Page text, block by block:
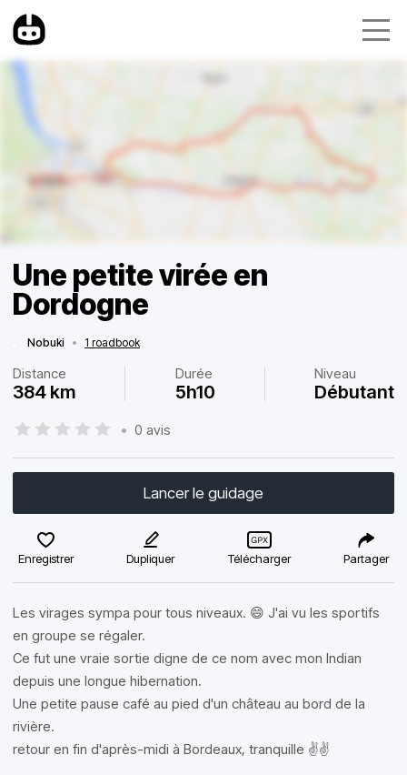
Une petite virée en
Dordogne
Nobuki • 1 roadbook
Distance
384 km
Durée
5h10
Niveau
Débutant
• 0 avis
Lancer le guidage
Enregistrer Dupliquer Télécharger Partager
Les virages sympa pour tous niveaux. 😄 J'ai vu les sportifs
en groupe se régaler.
Ce fut une vraie sortie digne de ce nom avec mon Indian
depuis une longue hibernation.
Une petite pause café au pied d'un château au bord de la
rivière.
retour en fin d'après-midi à Bordeaux, tranquille ✌️✌️